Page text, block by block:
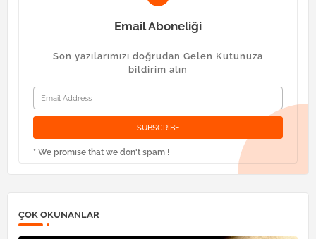
Email Aboneliği
Son yazılarımızı doğrudan Gelen Kutunuza
bildirim alın
* We promise that we don't spam !
ÇOK OKUNANLAR